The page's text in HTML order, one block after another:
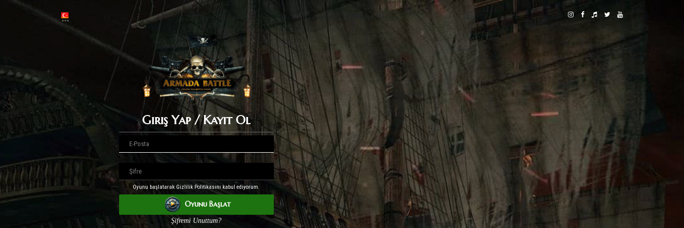
Giriş Yap / Kayıt Ol
Oyunu başlatarak Gizlilik Politikasını kabul ediyorum.
Oyunu Başlat
Şifremi Unuttum?